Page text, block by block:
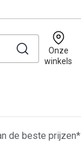
Onze
winkels
0
de beste prijzen*